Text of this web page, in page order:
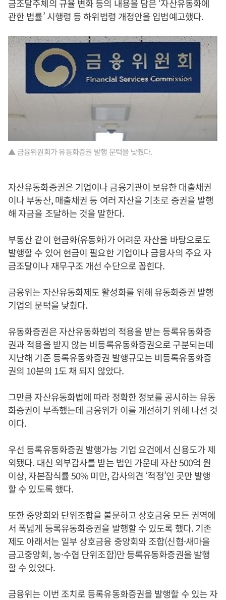
금조달주체의 규율 변화 등의 내용을 담은 ‘자산유동화에
관한 법률’ 시행령 등 하위법령 개정안을 입법예고했다.
▲ 금융위원회가 유동화증권 발행 문턱을 낮췄다.
자산유동화증권은 기업이나 금융기관이 보유한 대출채권
이나 부동산, 매출채권 등 여러 자산을 기초로 증권을 발행
해 자금을 조달하는 것을 말한다.
부동산 같이 현금화(유동화)가 어려운 자산을 바탕으로도
발행할 수 있어 현금이 필요한 기업이나 금융사의 주요 자
금조달이나 재무구조 개선 수단으로 꼽힌다.
금융위는 자산유동화제도 활성화를 위해 유동화증권 발행
기업의 문턱을 낮췄다.
유동화증권은 자산유동화법의 적용을 받는 등록유동화증
권과 적용을 받지 않는 비등록유동화증권으로 구분되는데
지난해 기준 등록유동화증권 발행규모는 비등록유동화증
권의 10분의 1도 채 되지 않았다.
그만큼 자산유동화법에 따라 정확한 정보를 공시하는 유동
화증권이 부족했는데 금융위가 이를 개선하기 위해 나선 것
이다.
우선 등록유동화증권 발행가능 기업 요건에서 신용도가 제
외됐다. 대신 외부감사를 받는 법인 가운데 자산 500억 원
이상, 자본잠식률 50% 미만, 감사의견 ‘적정’인 곳만 발행
할 수 있도록 했다.
또한 중앙회와 단위조합을 불문하고 상호금융 모든 권역에
서 폭넓게 등록유동화증권을 발행할 수 있도록 했다. 기존
제도 아래서는 일부 상호금융 중앙회와 조합(신협·새마을
금고중앙회, 농·수협 단위조합)만 등록유동화증권을 발행
할 수 있었다.
금융위는 이번 조치로 등록유동화증권을 발행할 수 있는 자